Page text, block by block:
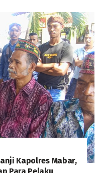
Kapolres Mabar,